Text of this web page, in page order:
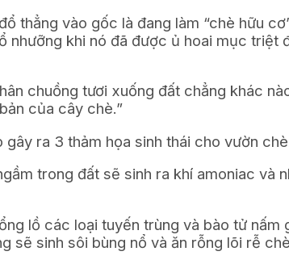
thẳng vào gốc là đang làm “chè hữu
khi nó đã được ủ hoai mục triệt
chuồng tươi xuống đất chẳng khác
của cây chè.”
ra 3 thảm họa sinh thái cho vườn
trong đất sẽ sinh ra khí amoniac và
lồ các loại tuyến trùng và bào tử nấm
sẽ sinh sôi bùng nổ và ăn rỗng lõi rễ